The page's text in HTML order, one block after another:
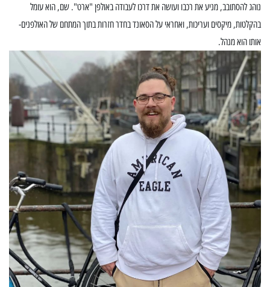
נוהג להסתובב, מניע את רכבו ועושה את דרכו לעבודה באולפן "ארט". שם, הוא עומל
בהקלטות, מיקסים ועריכות, ואחראי על הסאונד בחדר חזרות בתוך המתחם של האולפנים-
אותו הוא מנהל.